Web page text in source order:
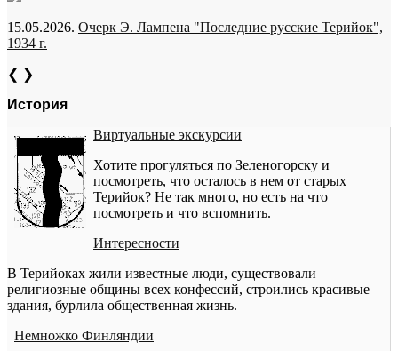
15.05.2026. Очерк Э. Лампена "Последние русские Терийок",
1934 г.
❮ ❯
История
Виртуальные экскурсии
Хотите прогуляться по Зеленогорску и
посмотреть, что осталось в нем от старых
Терийок? Не так много, но есть на что
посмотреть и что вспомнить.
Интересности
В Терийоках жили известные люди, существовали
религиозные общины всех конфессий, строились красивые
здания, бурлила общественная жизнь.
Немножко Финляндии